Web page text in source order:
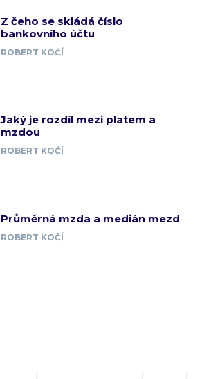
Z čeho se skládá číslo
bankovního účtu
ROBERT KOČÍ
Jaký je rozdíl mezi platem a
mzdou
ROBERT KOČÍ
Průměrná mzda a medián mezd
ROBERT KOČÍ